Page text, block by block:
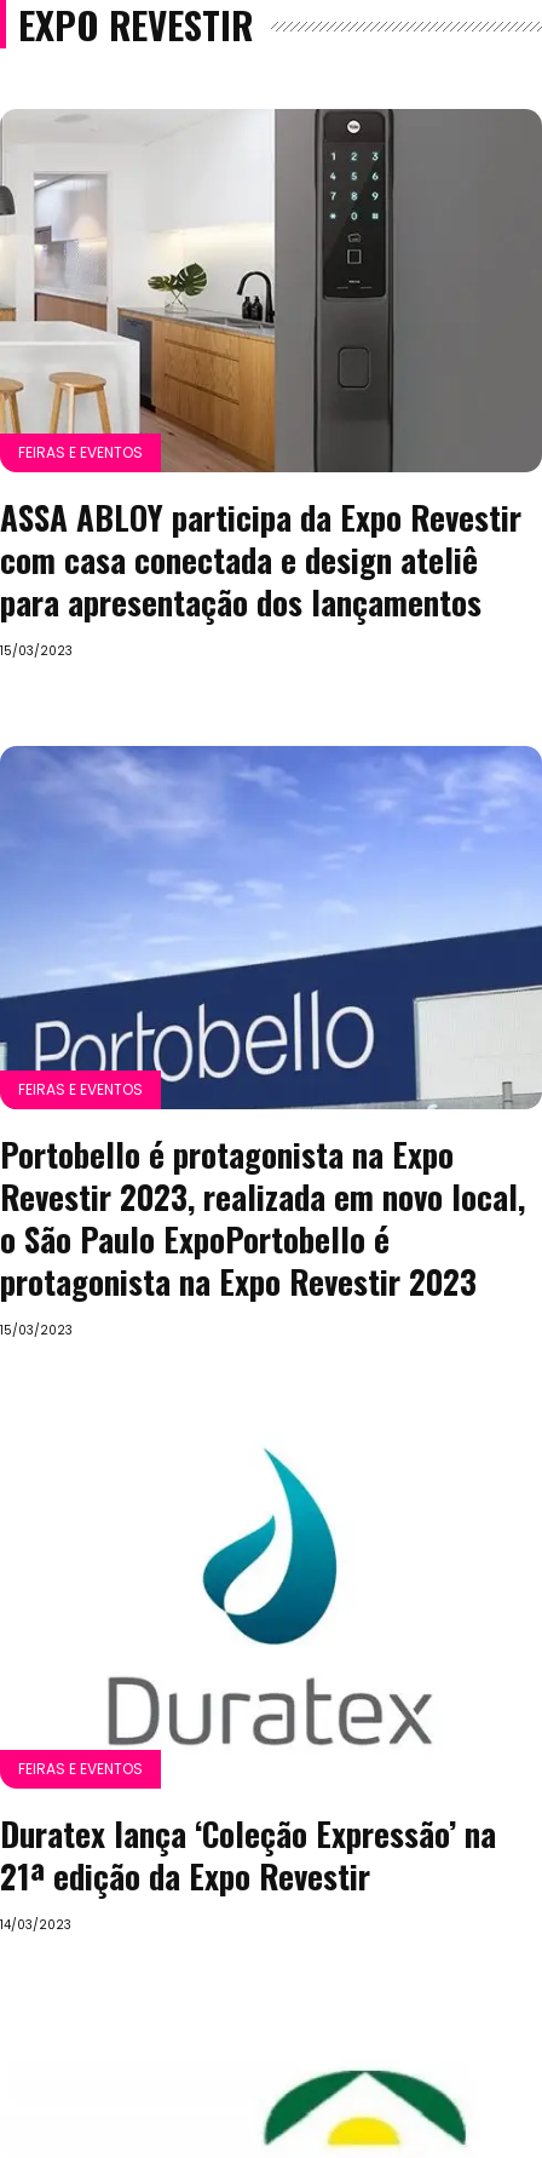
EXPO REVESTIR
FEIRAS E EVENTOS
ASSA ABLOY participa da Expo Revestir
com casa conectada e design ateliê
para apresentação dos lançamentos
15/03/2023
FEIRAS E EVENTOS
Portobello é protagonista na Expo
Revestir 2023, realizada em novo local,
o São Paulo ExpoPortobello é
protagonista na Expo Revestir 2023
15/03/2023
FEIRAS E EVENTOS
Duratex lança ‘Coleção Expressão’ na
21ª edição da Expo Revestir
14/03/2023